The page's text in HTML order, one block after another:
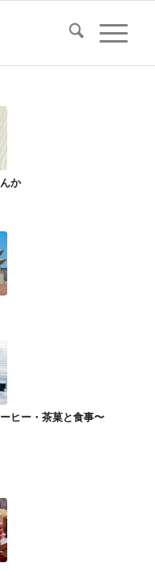
か
ヒー・茶菓と食事〜